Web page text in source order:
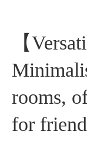
【
rooms,
for